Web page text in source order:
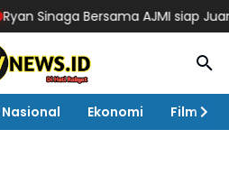
Bersama AJMI siap Juarakan
Nasional Ekonomi Film